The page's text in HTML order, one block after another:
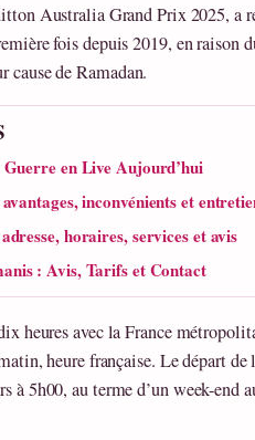
Australia Grand Prix 2025, a
fois depuis 2019, en raison
cause de Ramadan.
en Live Aujourd’hui
inconvénients et
horaires, services et avis
: Avis, Tarifs et Contact
heures avec la France
heure française. Le départ
à 5h00, au terme d’un week-end